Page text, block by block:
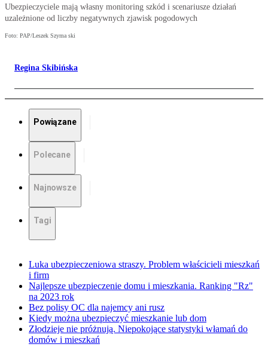
Ubezpieczyciele mają własny monitoring szkód i scenariusze działań
uzależnione od liczby negatywnych zjawisk pogodowych
Foto: PAP/Leszek Szyma ski
Regina Skibińska
Powiązane
Polecane
Najnowsze
Tagi
Luka ubezpieczeniowa straszy. Problem właścicieli mieszkań
i firm
Najlepsze ubezpieczenie domu i mieszkania. Ranking "Rz"
na 2023 rok
Bez polisy OC dla najemcy ani rusz
Kiedy można ubezpieczyć mieszkanie lub dom
Złodzieje nie próżnują. Niepokojące statystyki włamań do
domów i mieszkań